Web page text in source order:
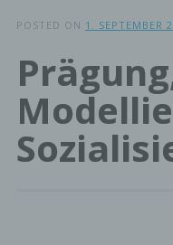
POSTED ON 1. SEPTEMBER